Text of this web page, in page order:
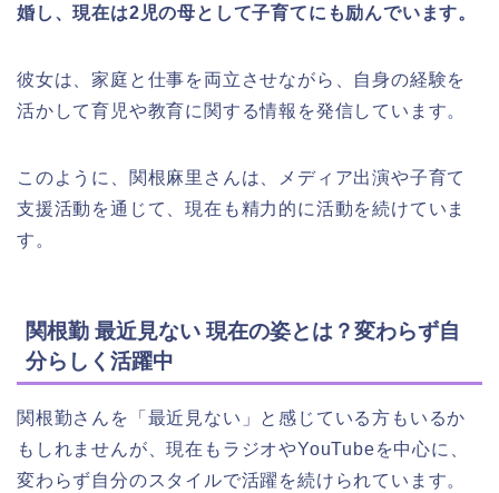
婚し、現在は2児の母として子育てにも励んでいます。
彼女は、家庭と仕事を両立させながら、自身の経験を
活かして育児や教育に関する情報を発信しています。
このように、関根麻里さんは、メディア出演や子育て
支援活動を通じて、現在も精力的に活動を続けていま
す。
関根勤 最近見ない 現在の姿とは？変わらず自
分らしく活躍中
関根勤さんを「最近見ない」と感じている方もいるか
もしれませんが、現在もラジオやYouTubeを中心に、
変わらず自分のスタイルで活躍を続けられています。